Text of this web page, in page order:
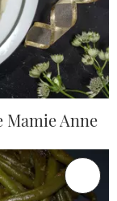
Mamie Anne